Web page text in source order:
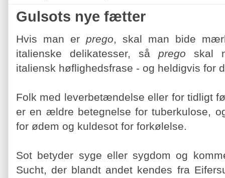
Gulsots nye fætter
Hvis man er prego, skal man bide
italienske delikatesser, så prego skal
italiensk høflighedsfrase - og heldigvis for
Folk med leverbetændelse eller for tidligt
er en ældre betegnelse for tuberkulose,
for ødem og kuldesot for forkølelse.
Sot betyder syge eller sygdom og
Sucht, der blandt andet kendes fra